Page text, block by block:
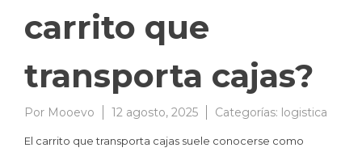
carrito que
transporta cajas?
Por Mooevo 12 agosto, 2025 Categorías: logistica
El carrito que transporta cajas suele conocerse como